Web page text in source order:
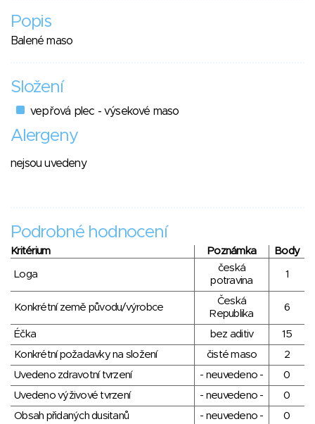
Popis
Balené maso
Složení
vepřová plec - výsekové maso
Alergeny
nejsou uvedeny
Podrobné hodnocení
Kritérium Poznámka Body
Loga
česká
potravina
1
Konkrétní země původu/výrobce
Česká
Republika
6
Éčka bez aditiv
15
Konkrétní požadavky na složení
čisté maso
2
Uvedeno zdravotní tvrzení
- neuvedeno -
0
Uvedeno výživové tvrzení
- neuvedeno -
0
Obsah přidaných dusitanů
- neuvedeno -
0